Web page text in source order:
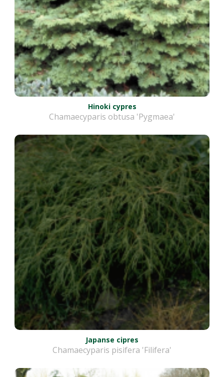
Hinoki cypres
Chamaecyparis obtusa 'Pygmaea'
Japanse cipres
Chamaecyparis pisifera 'Filifera'